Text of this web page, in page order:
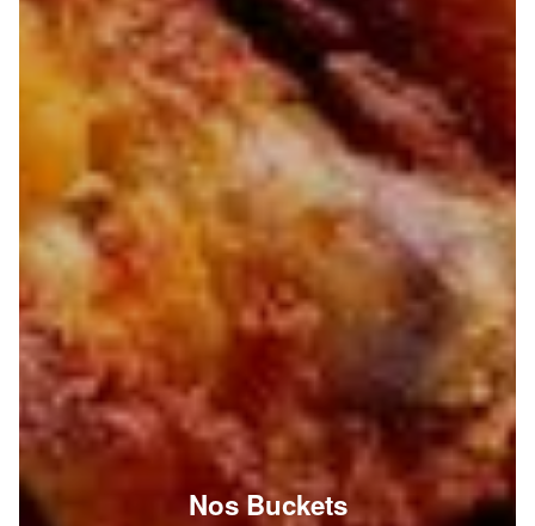
Nos Buckets